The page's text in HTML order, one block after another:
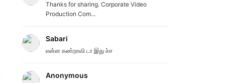
Thanks for sharing. Corporate Video
Production Com...
Sabari
என்ன கண்றாவி டா இது ச்ச
Anonymous